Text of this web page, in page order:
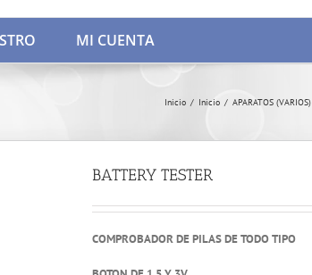
MI CUENTA
Inicio / Inicio / APARATOS (VARIOS)
BATTERY TESTER
COMPROBADOR DE PILAS DE TODO TIPO